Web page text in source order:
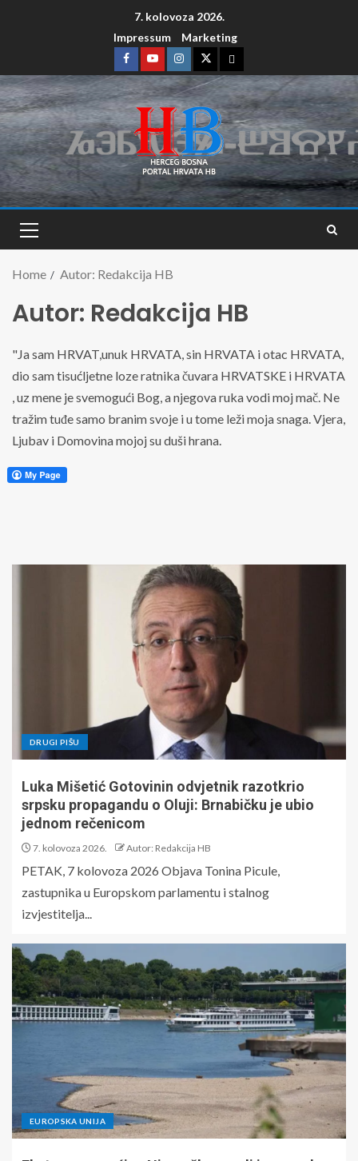
7. kolovoza 2026.
Impressum
Marketing
Home Autor: Redakcija HB
Autor: Redakcija HB
"Ja sam HRVAT,unuk HRVATA, sin HRVATA i otac HRVATA,
dio sam tisućljetne loze ratnika čuvara HRVATSKE i HRVATA
, uz mene je svemogući Bog, a njegova ruka vodi moj mač. Ne
tražim tuđe samo branim svoje i u tome leži moja snaga. Vjera,
Ljubav i Domovina mojoj su duši hrana.
DRUGI PIŠU
Luka Mišetić Gotovinin odvjetnik razotkrio
srpsku propagandu o Oluji: Brnabičku je ubio
jednom rečenicom
7. kolovoza 2026. Autor: Redakcija HB
PETAK, 7 kolovoza 2026 Objava Tonina Picule,
zastupnika u Europskom parlamentu i stalnog
izvjestitelja...
EUROPSKA UNIJA